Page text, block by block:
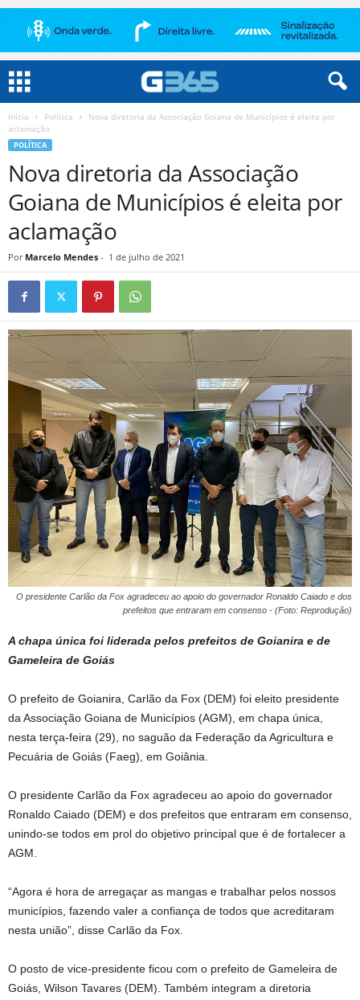
Início Política
Nova diretoria da Associação Goiana de Municípios é eleita por
aclamação
POLÍTICA
Nova diretoria da Associação
Goiana de Municípios é eleita por
aclamação
Por Marcelo Mendes - 1 de julho de 2021
O presidente Carlão da Fox agradeceu ao apoio do governador Ronaldo Caiado e dos
prefeitos que entraram em consenso - (Foto: Reprodução)
A chapa única foi liderada pelos prefeitos de Goianira e de
Gameleira de Goiás
O prefeito de Goianira, Carlão da Fox (DEM) foi eleito presidente
da Associação Goiana de Municípios (AGM), em chapa única,
nesta terça-feira (29), no saguão da Federação da Agricultura e
Pecuária de Goiás (Faeg), em Goiânia.
O presidente Carlão da Fox agradeceu ao apoio do governador
Ronaldo Caiado (DEM) e dos prefeitos que entraram em consenso,
unindo-se todos em prol do objetivo principal que é de fortalecer a
AGM.
“Agora é hora de arregaçar as mangas e trabalhar pelos nossos
municípios, fazendo valer a confiança de todos que acreditaram
nesta união”, disse Carlão da Fox.
O posto de vice-presidente ficou com o prefeito de Gameleira de
Goiás, Wilson Tavares (DEM). Também integram a diretoria